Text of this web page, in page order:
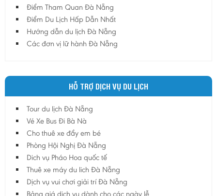
Hải Dương
Hải Phòng
Hưng Yên
Lào Cai
Lâm Đồng
Lai Châu
Lạng Sơn
Long An
Nam Định
Nghệ An
Điểm Tham Quan Đà Nẵng
Điểm Du Lịch Hấp Dẫn Nhất
Hướng dẫn du lịch Đà Nẵng
Các đơn vị lữ hành Đà Nẵng
HỖ TRỢ DỊCH VỤ DU LỊCH
Tour du lịch Đà Nẵng
Vé Xe Bus Đi Bà Nà
Cho thuê xe đẩy em bé
Phòng Hội Nghị Đà Nẵng
Dich vụ Pháo Hoa quốc tế
Thuê xe máy du lich Đà Nẵng
Dịch vụ vui chơi giải trí Đà Nẵng
Bảng giá dịch vụ dành cho các ngày lễ